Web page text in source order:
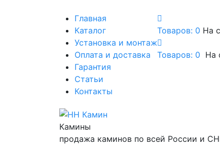
Главная
Каталог
Установка и монтаж
Оплата и доставка
Гарантия
Статьи
Контакты
Товаров: 0 На
Товаров: 0 На
Камины
продажа каминов по всей России и